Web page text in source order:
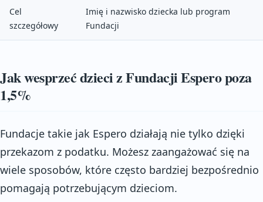
Cel
szczegółowy
Imię i nazwisko dziecka lub program
Fundacji
Jak wesprzeć dzieci z Fundacji Espero poza
1,5%
Fundacje takie jak Espero działają nie tylko dzięki
przekazom z podatku. Możesz zaangażować się na
wiele sposobów, które często bardziej bezpośrednio
pomagają potrzebującym dzieciom.